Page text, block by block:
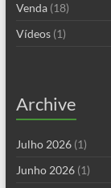
Venda(18)
Vídeos(1)
Archive
Julho 2026(1)
Junho 2026(1)